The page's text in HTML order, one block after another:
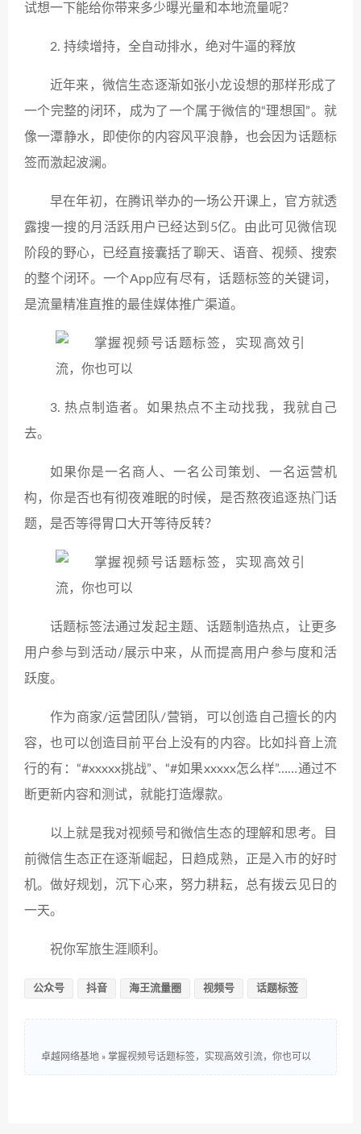
试想一下能给你带来多少曝光量和本地流量呢？
2. 持续增持，全自动排水，绝对牛逼的释放
近年来，微信生态逐渐如张小龙设想的那样形成了
一个完整的闭环，成为了一个属于微信的“理想国”。就
像一潭静水，即使你的内容风平浪静，也会因为话题标
签而激起波澜。
早在年初，在腾讯举办的一场公开课上，官方就透
露搜一搜的月活跃用户已经达到5亿。由此可见微信现
阶段的野心，已经直接囊括了聊天、语音、视频、搜索
的整个闭环。一个App应有尽有，话题标签的关键词，
是流量精准直推的最佳媒体推广渠道。
3. 热点制造者。如果热点不主动找我，我就自己
去。
如果你是一名商人、一名公司策划、一名运营机
构，你是否也有彻夜难眠的时候，是否熬夜追逐热门话
题，是否等得胃口大开等待反转？
话题标签法通过发起主题、话题制造热点，让更多
用户参与到活动/展示中来，从而提高用户参与度和活
跃度。
作为商家/运营团队/营销，可以创造自己擅长的内
容，也可以创造目前平台上没有的内容。比如抖音上流
行的有：“#xxxxx挑战”、“#如果xxxxx怎么样”……通过不
断更新内容和测试，就能打造爆款。
以上就是我对视频号和微信生态的理解和思考。目
前微信生态正在逐渐崛起，日趋成熟，正是入市的好时
机。做好规划，沉下心来，努力耕耘，总有拨云见日的
一天。
祝你军旅生涯顺利。
公众号 抖音 海王流量圈 视频号 话题标签
卓越网络基地 » 掌握视频号话题标签，实现高效引流，你也可以